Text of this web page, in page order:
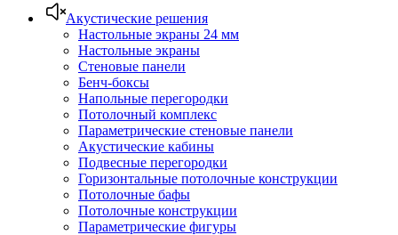
Акустические решения
Настольные экраны 24 мм
Настольные экраны
Стеновые панели
Бенч-боксы
Напольные перегородки
Потолочный комплекс
Параметрические стеновые панели
Акустические кабины
Подвесные перегородки
Горизонтальные потолочные конструкции
Потолочные бафы
Потолочные конструкции
Параметрические фигуры